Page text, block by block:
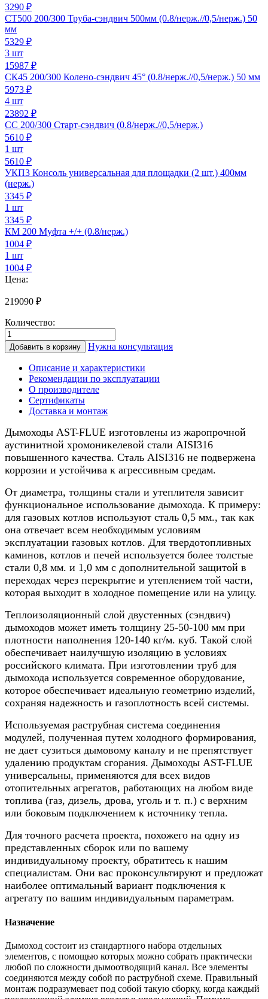
3290 ₽
СТ500 200/300 Труба-сэндвич 500мм (0.8/нерж.//0,5/нерж.) 50
мм
5329 ₽
3 шт
15987 ₽
СК45 200/300 Колено-сэндвич 45° (0.8/нерж.//0,5/нерж.) 50 мм
5973 ₽
4 шт
23892 ₽
СС 200/300 Старт-сэндвич (0.8/нерж.//0,5/нерж.)
5610 ₽
1 шт
5610 ₽
УКП3 Консоль универсальная для площадки (2 шт.) 400мм
(нерж.)
3345 ₽
1 шт
3345 ₽
КМ 200 Муфта +/+ (0.8/нерж.)
1004 ₽
1 шт
1004 ₽
Цена:
219090 ₽
Количество:
Количество
товара
Дымоход
камина
нерж.,
200/300мм,
Добавить в корзину Нужна консультация
Описание и характеристики
Рекомендации по эксплуатации
О производителе
Сертификаты
Доставка и монтаж
Дымоходы AST-FLUE изготовлены из жаропрочной
аустинитной хромоникелевой стали AISI316
повышенного качества. Сталь AISI316 не подвержена
коррозии и устойчива к агрессивным средам.
От диаметра, толщины стали и утеплителя зависит
функциональное использование дымохода. К примеру:
для газовых котлов используют сталь 0,5 мм., так как
она отвечает всем необходимым условиям
эксплуатации газовых котлов. Для твердотопливных
каминов, котлов и печей используется более толстые
стали 0,8 мм. и 1,0 мм с дополнительной защитой в
переходах через перекрытие и утеплением той части,
которая выходит в холодное помещение или на улицу.
Теплоизоляционный слой двустенных (сэндвич)
дымоходов может иметь толщину 25-50-100 мм при
плотности наполнения 120-140 кг/м. куб. Такой слой
обеспечивает наилучшую изоляцию в условиях
российского климата. При изготовлении труб для
дымохода используется современное оборудование,
которое обеспечивает идеальную геометрию изделий,
сохраняя надежность и газоплотность всей системы.
Используемая раструбная система соединения
модулей, полученная путем холодного формирования,
не дает сузиться дымовому каналу и не препятствует
удалению продуктам сгорания. Дымоходы AST-FLUE
универсальны, применяются для всех видов
отопительных агрегатов, работающих на любом виде
топлива (газ, дизель, дрова, уголь и т. п.) с верхним
или боковым подключением к источнику тепла.
Для точного расчета проекта, похожего на одну из
представленных сборок или по вашему
индивидуальному проекту, обратитесь к нашим
специалистам. Они вас проконсультируют и предложат
наиболее оптимальный вариант подключения к
агрегату по вашим индивидуальным параметрам.
Назначение
Дымоход состоит из стандартного набора отдельных
элементов, с помощью которых можно собрать практически
любой по сложности дымоотводящий канал. Все элементы
соединяются между собой по раструбной схеме. Правильный
монтаж подразумевает под собой такую сборку, когда каждый